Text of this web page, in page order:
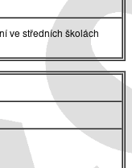
ve středních školách